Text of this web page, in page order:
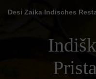
Desi Zaika Indisches